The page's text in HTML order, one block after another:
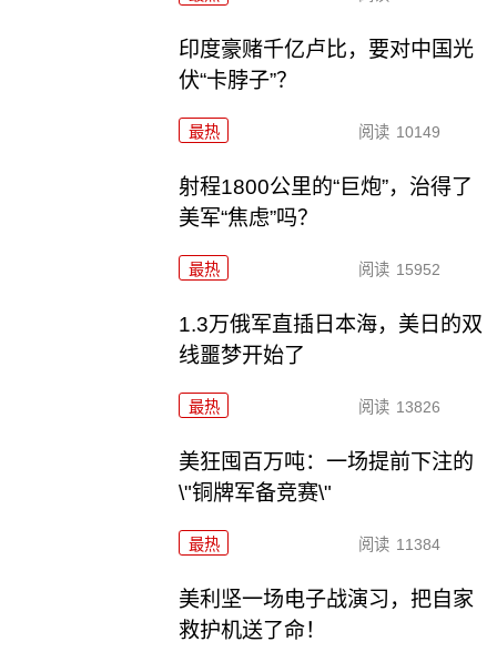
印度豪赌千亿卢比，要对中国光
伏“卡脖子”？
最热 阅读 10149
射程1800公里的“巨炮”，治得了
美军“焦虑”吗？
最热 阅读 15952
1.3万俄军直插日本海，美日的双
线噩梦开始了
最热 阅读 13826
美狂囤百万吨：一场提前下注的
\"铜牌军备竞赛\"
最热 阅读 11384
美利坚一场电子战演习，把自家
救护机送了命！